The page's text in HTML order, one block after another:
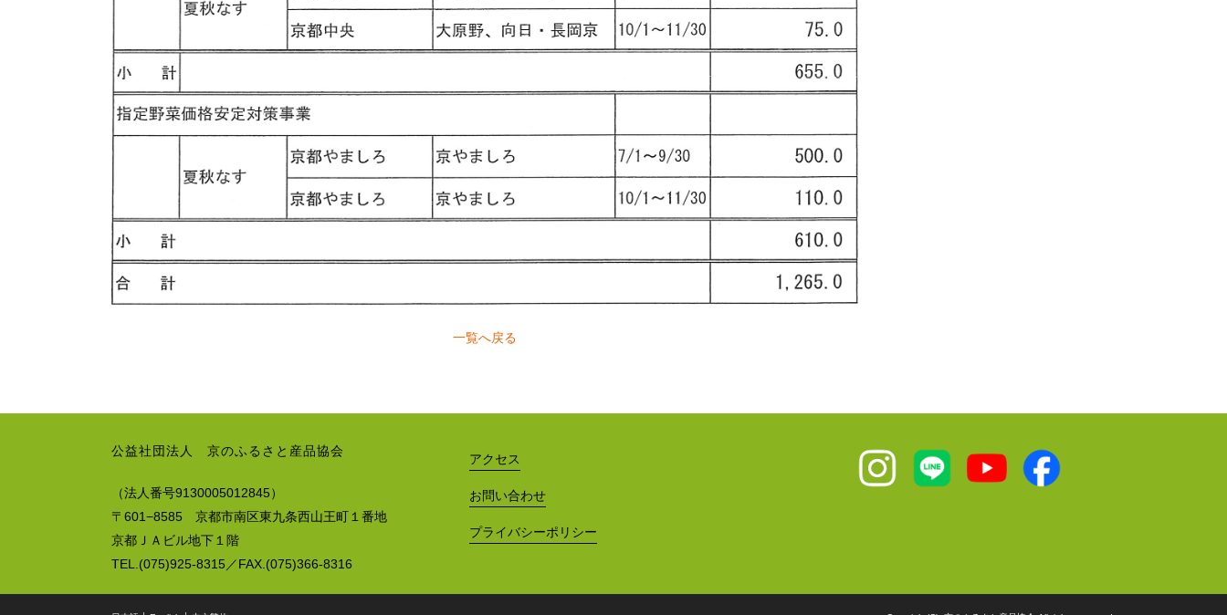
一覧へ戻る
公益社団法人 京のふるさと産品協会
（法人番号9130005012845）
〒601−8585 京都市南区東九条西山王町１番地
京都ＪＡビル地下１階
TEL.(075)925-8315／FAX.(075)366-8316
アクセス
お問い合わせ
プライバシーポリシー